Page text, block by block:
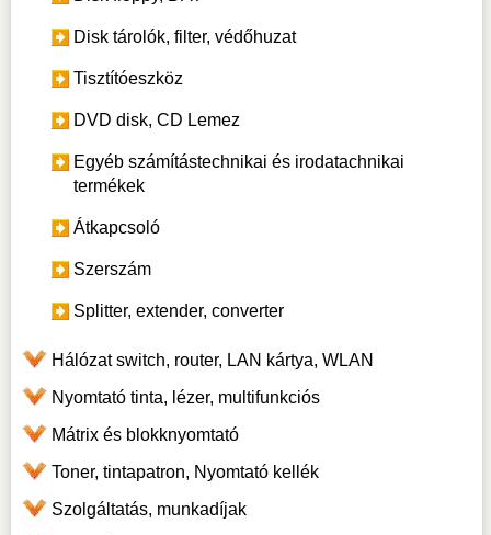
Disk tárolók, filter, védőhuzat
Tisztítóeszköz
DVD disk, CD Lemez
Egyéb számítástechnikai és irodatachnikai
termékek
Átkapcsoló
Szerszám
Splitter, extender, converter
Hálózat switch, router, LAN kártya, WLAN
Nyomtató tinta, lézer, multifunkciós
Mátrix és blokknyomtató
Toner, tintapatron, Nyomtató kellék
Szolgáltatás, munkadíjak